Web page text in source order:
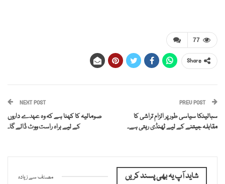
77
Share
PREV POST
سبالینکا سیاسی طور پر الزام تراشی کا
مقابلہ جیتنے کے لیے ٹھنڈی رہتی ہے۔
NEXT POST
صومالیہ کا کہنا ہے کہ وہ عہدے داروں
کے لیے براہ راست ووٹ ڈالے گا۔
شاید آپ یہ بھی پسند کریں مصنف سے زیادہ